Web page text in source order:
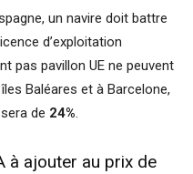
un navire doit battre
d’exploitation
pas pavillon UE ne peuvent
Baléares et à Barcelone,
de 24%.
à ajouter au prix de